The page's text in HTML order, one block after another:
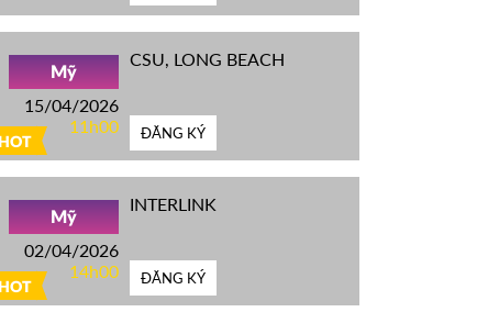
HOT
Mỹ
15/04/2026
11h00
CSU, LONG BEACH
ĐĂNG KÝ
HOT
Mỹ
02/04/2026
14h00
INTERLINK
ĐĂNG KÝ